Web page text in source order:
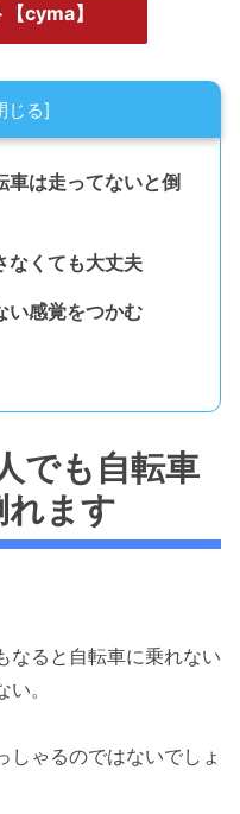
cyma】
車は走ってないと倒
なくても大丈夫
い感覚をつかむ
でも自転車
れます
なると自転車に乗れない
。
しゃるのではないでしょ